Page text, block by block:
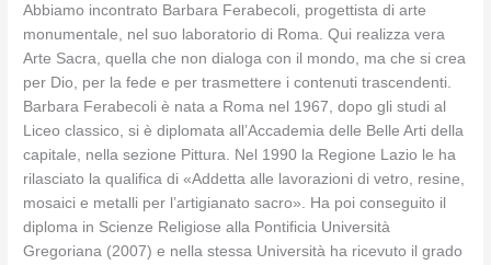
Abbiamo incontrato Barbara Ferabecoli, progettista di arte
monumentale, nel suo laboratorio di Roma. Qui realizza vera
Arte Sacra, quella che non dialoga con il mondo, ma che si crea
per Dio, per la fede e per trasmettere i contenuti trascendenti.
Barbara Ferabecoli è nata a Roma nel 1967, dopo gli studi al
Liceo classico, si è diplomata all’Accademia delle Belle Arti della
capitale, nella sezione Pittura. Nel 1990 la Regione Lazio le ha
rilasciato la qualifica di «Addetta alle lavorazioni di vetro, resine,
mosaici e metalli per l’artigianato sacro». Ha poi conseguito il
diploma in Scienze Religiose alla Pontificia Università
Gregoriana (2007) e nella stessa Università ha ricevuto il grado